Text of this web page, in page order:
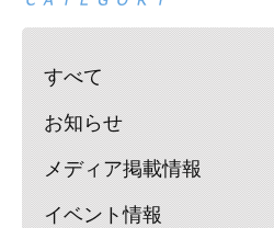
すべて
お知らせ
メディア掲載情報
イベント情報